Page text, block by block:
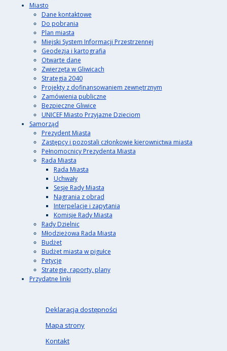
Miasto
Dane kontaktowe
Do pobrania
Plan miasta
Miejski System Informacji Przestrzennej
Geodezja i kartografia
Otwarte dane
Zwierzęta w Gliwicach
Strategia 2040
Projekty z dofinansowaniem zewnętrznym
Zamówienia publiczne
Bezpieczne Gliwice
UNICEF Miasto Przyjazne Dzieciom
Samorząd
Prezydent Miasta
Zastępcy i pozostali członkowie kierownictwa miasta
Pełnomocnicy Prezydenta Miasta
Rada Miasta
Rada Miasta
Uchwały
Sesje Rady Miasta
Nagrania z obrad
Interpelacje i zapytania
Komisje Rady Miasta
Rady Dzielnic
Młodzieżowa Rada Miasta
Budżet
Budżet miasta w pigułce
Petycje
Strategie, raporty, plany
Przydatne linki
Deklaracja dostępności
Mapa strony
Kontakt